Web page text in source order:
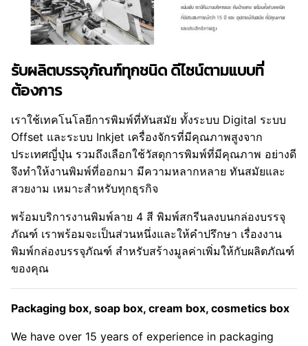
รับผลิตบรรจุภัณฑ์ทุกชนิด ดีไซน์ตามแบบที่
ต้องการ
เราใช้เทคโนโลยีการพิมพ์ที่ทันสมัย ทั้งระบบ Digital ระบบ
Offset และระบบ Inkjet เครื่องจักรที่มีคุณภาพสูงจาก
ประเทศญี่ปุ่น รวมถึงเลือกใช้วัสดุการพิมพ์ที่มีคุณภาพ อย่างดี
จึงทำให้งานพิมพ์ที่ออกมา มีความหลากหลาย ทันสมัยและ
สวยงาม เหมาะสำหรับทุกธุรกิจ
พร้อมบริการงานพิมพ์ลาย 4 สี พิมพ์สกรีนลงบนกล่องบรรจุ
ภัณฑ์ เราพร้อมจะเป็นส่วนหนึ่งและให้คำปรึกษา เรื่องงาน
พิมพ์กล่องบรรจุภัณฑ์ สำหรับสร้างมูลค่าเพิ่มให้กับผลิตภัณฑ์
ของคุณ
Packaging box, soap box, cream box, cosmetics box
We have over 15 years of experience in packaging